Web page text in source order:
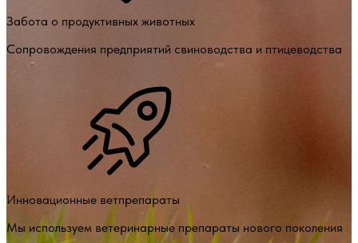
Забота о продуктивных животных
Сопровождения предприятий свиноводства и птицеводства
Инновационные ветпрепараты
Мы используем ветеринарные препараты нового поколения